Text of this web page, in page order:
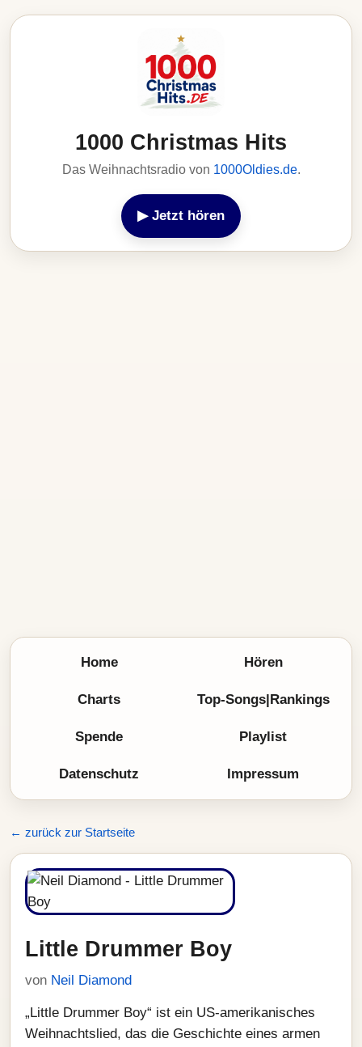
1000 Christmas Hits
Das Weihnachtsradio von 1000Oldies.de.
▶ Jetzt hören
Home Hören
Charts Top-Songs|Rankings
Spende Playlist
Datenschutz Impressum
← zurück zur Startseite
Little Drummer Boy
von Neil Diamond
„Little Drummer Boy“ ist ein US-amerikanisches
Weihnachtslied, das die Geschichte eines armen